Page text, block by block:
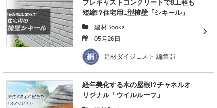
プレキャストコンクリートで8工程も
短縮!?住宅用L型擁壁「シキール」
建材Books
05月26日
建材ダイジェスト 編集部
経年美化する木の屋根!?チャネルオ
リジナル「ウイルルーフ」